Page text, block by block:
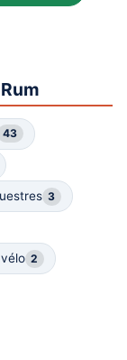
43
3
vélo 2